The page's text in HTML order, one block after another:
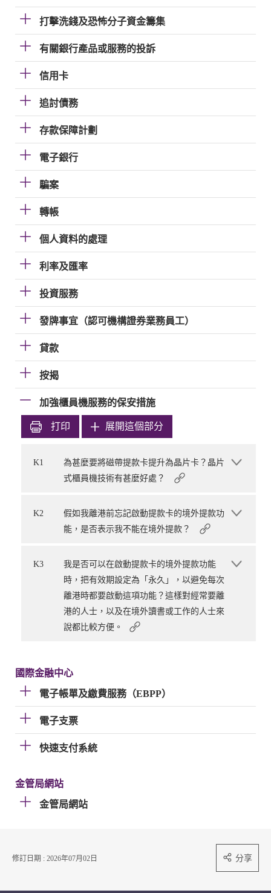
打擊洗錢及恐怖分子資金籌集
有關銀行產品或服務的投訴
信用卡
追討債務
存款保障計劃
電子銀行
騙案
轉帳
個人資料的處理
利率及匯率
投資服務
發牌事宜（認可機構證券業務員工）
貸款
按揭
加強櫃員機服務的保安措施
打印 展開這個部分
K1
為甚麼要將磁帶提款卡提升為晶片卡？晶片
式櫃員機技術有甚麼好處？
K2
假如我離港前忘記啟動提款卡的境外提款功
能，是否表示我不能在境外提款？
K3
我是否可以在啟動提款卡的境外提款功能
時，把有效期設定為「永久」，以避免每次
離港時都要啟動這項功能？這樣對經常要離
港的人士，以及在境外讀書或工作的人士來
說都比較方便。
國際金融中心
電子帳單及繳費服務（EBPP）
電子支票
快速支付系統
金管局網站
金管局網站
修訂日期 : 2026年07月02日 分享